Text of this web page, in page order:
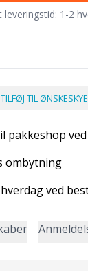
leveringstid: 1-2
TILFØJ TIL
pakkeshop
ombytning
ved